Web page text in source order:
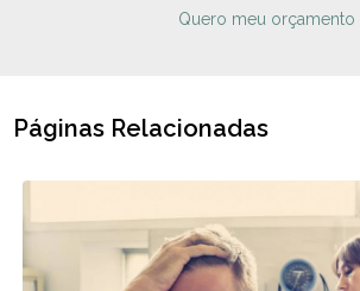
Quero meu orçamento
Páginas Relacionadas